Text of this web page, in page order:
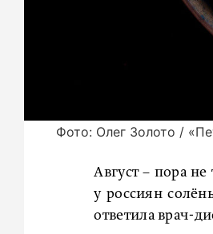
Фото: Олег Золото /
Август – пора
у россиян
ответила врач-